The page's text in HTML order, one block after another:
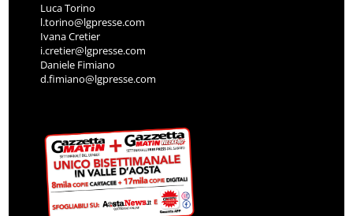
Luca Torino
l.torino@lgpresse.com
Ivana Cretier
i.cretier@lgpresse.com
Daniele Fimiano
d.fimiano@lgpresse.com